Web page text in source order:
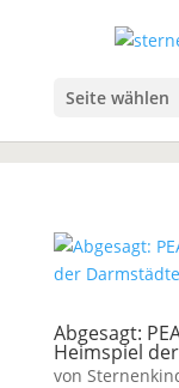
Seite wählen
Abgesagt:
Heimspiel
von